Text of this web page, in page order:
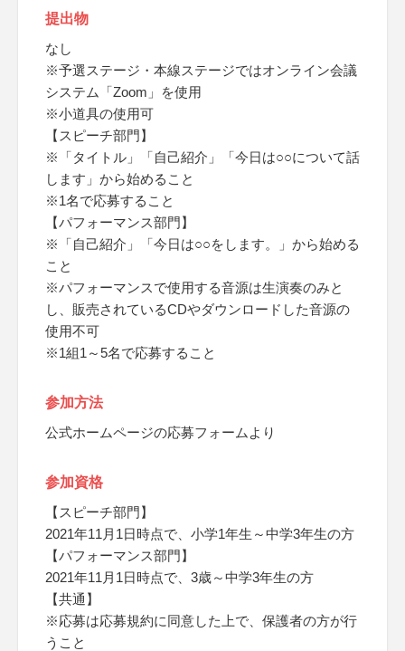
提出物
なし
※予選ステージ・本線ステージではオンライン会議
システム「Zoom」を使用
※小道具の使用可
【スピーチ部門】
※「タイトル」「自己紹介」「今日は○○について話
します」から始めること
※1名で応募すること
【パフォーマンス部門】
※「自己紹介」「今日は○○をします。」から始める
こと
※パフォーマンスで使用する音源は生演奏のみと
し、販売されているCDやダウンロードした音源の
使用不可
※1組1～5名で応募すること
参加方法
公式ホームページの応募フォームより
参加資格
【スピーチ部門】
2021年11月1日時点で、小学1年生～中学3年生の方
【パフォーマンス部門】
2021年11月1日時点で、3歳～中学3年生の方
【共通】
※応募は応募規約に同意した上で、保護者の方が行
うこと